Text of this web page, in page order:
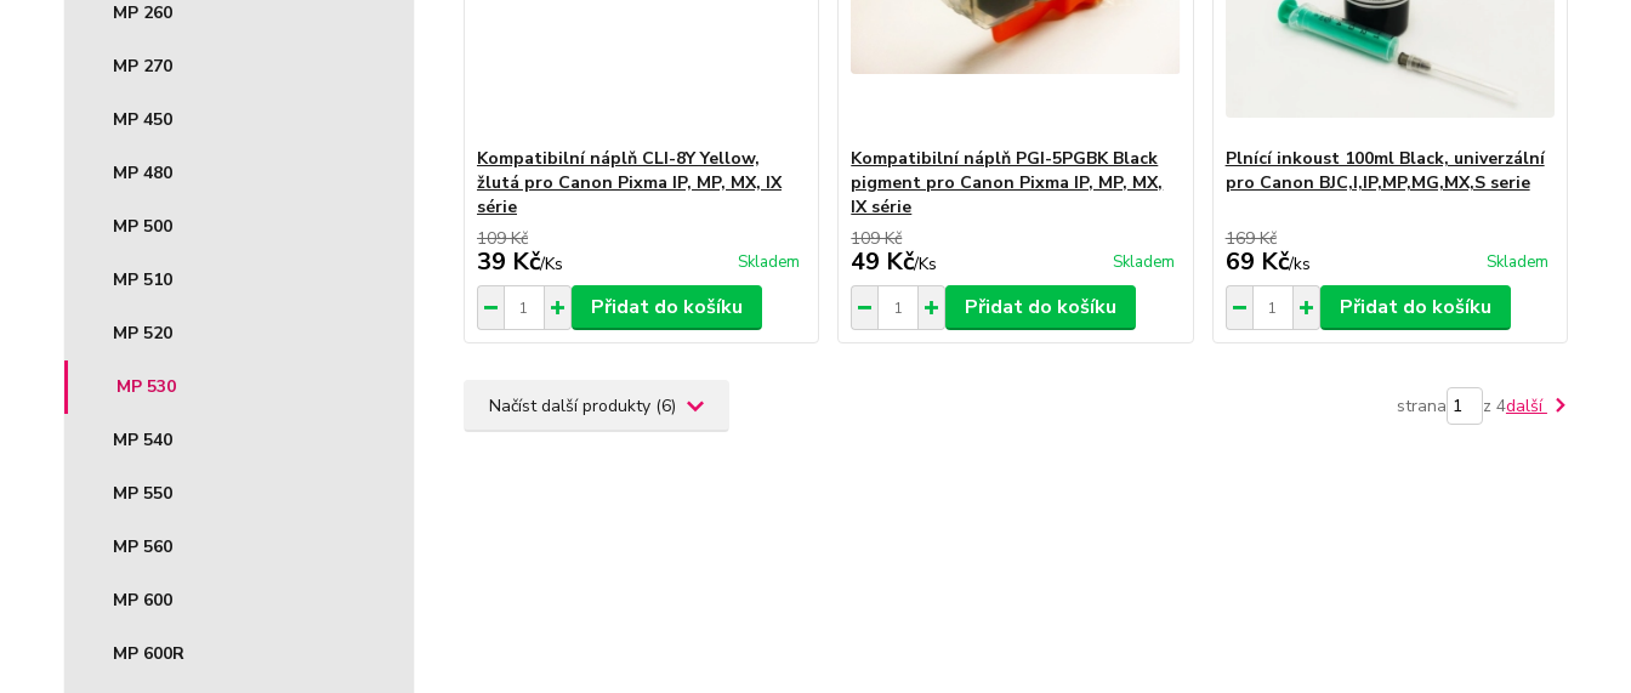
MP 260
MP 270
MP 450
MP 480
MP 500
MP 510
MP 520
MP 530
MP 540
MP 550
MP 560
MP 600
MP 600R
Kompatibilní náplň CLI-8Y Yellow,
žlutá pro Canon Pixma IP, MP, MX, IX
série
109 Kč
39 Kč/Ks Skladem
Přidat do košíku
Kompatibilní náplň PGI-5PGBK Black
pigment pro Canon Pixma IP, MP, MX,
IX série
109 Kč
49 Kč/Ks Skladem
Přidat do košíku
Plnící inkoust 100ml Black, univerzální
pro Canon BJC,I,IP,MP,MG,MX,S serie
169 Kč
69 Kč/ks Skladem
Přidat do košíku
Načíst další produkty (6) strana z 4další